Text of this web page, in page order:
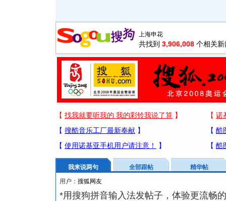
共找到 3,906,008 个相关新
我来说两句 全部跟帖
精华帖
用户：
*用搜狗拼音输入法发帖子，体验更流畅